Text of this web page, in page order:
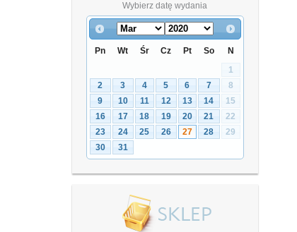
Wybierz datę wydania
Pn Wt Śr Cz Pt So
N
1
2
3 4 5 6 7
8
9
10 11 12 13 14
15
16
17 18 19 20 21
22
23
24 25 26 27 28
29
30
31